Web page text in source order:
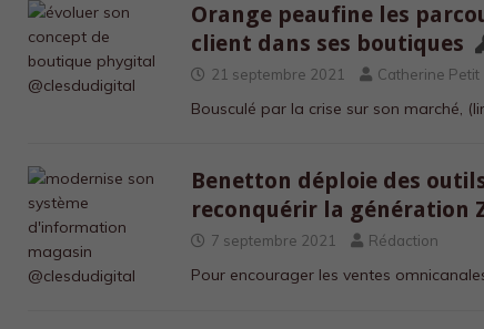
Orange peaufine les
client dans ses boutiques
21 septembre 2021 Catherine Petit
Bousculé par la crise sur son marché,
Benetton déploie des
reconquérir la génération
7 septembre 2021 Rédaction
Pour encourager les ventes